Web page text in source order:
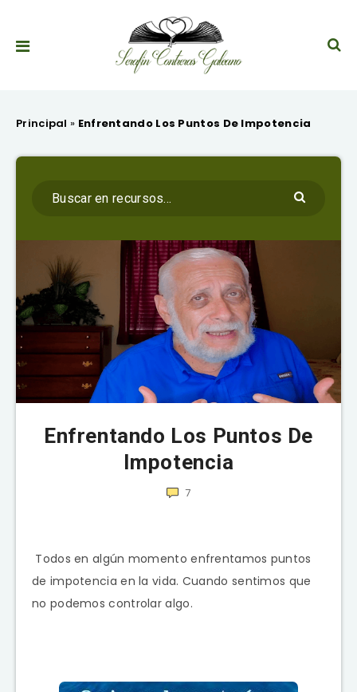
Principal » Enfrentando Los Puntos De Impotencia
Enfrentando Los Puntos De
Impotencia
7
Todos en algún momento enfrentamos puntos
de impotencia en la vida. Cuando sentimos que
no podemos controlar algo.